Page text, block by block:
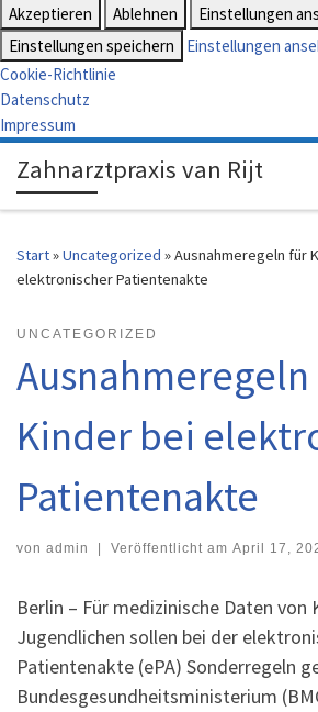
Akzeptieren
Ablehnen
Einstellungen
Einstellungen speichern
Einstellungen
Cookie-Richtlinie
Datenschutz
Impressum
Zahnarztpraxis van Rijt
Start»Uncategorized »Ausnahmeregeln für
elektronischer Patientenakte
UNCATEGORIZED
Kinder bei
Patientenakte
von admin Veröffentlicht am April 17,
Berlin – Für medizinische Daten von
Jugendlichen sollen bei der
Patientenakte (ePA) Sonderregeln
Bundesgesundheitsministerium